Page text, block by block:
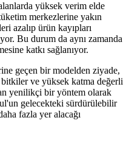
alanlarda yüksek verim elde
merkezlerine yakın
azalıp ürün kayıpları
Bu durum da aynı zamanda
katkı sağlanıyor.
geçen bir modelden ziyade,
ve yüksek katma değerli
yenilikçi bir yöntem olarak
gelecekteki sürdürülebilir
fazla yer alacağı